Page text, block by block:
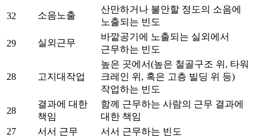
32 소음노출
산만하거나 불안할 정도의 소음에
노출되는 빈도
29 실외근무
바깥공기에 노출되는 실외에서
근무하는 빈도
28 고지대작업
높은 곳에서(높은 철골구조 위, 타워
크레인 위, 혹은 고층 빌딩 위 등)
작업하는 빈도
28
결과에 대한
책임
함께 근무하는 사람의 근무 결과에
대한 책임
27
서서 근무 서서 근무하는 빈도